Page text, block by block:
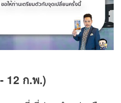
12 ก.พ.)